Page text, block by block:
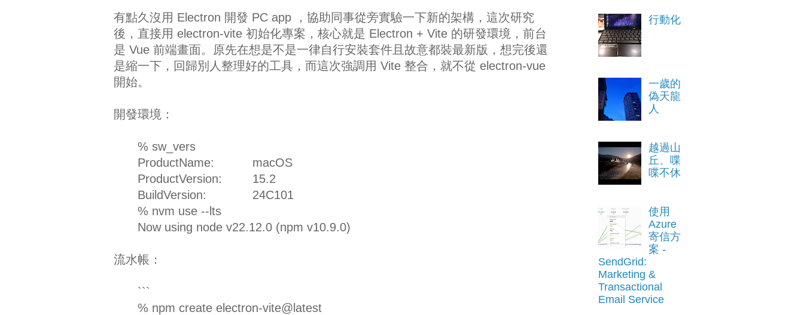
有點久沒用 Electron 開發 PC app ，協助同事從旁實驗一下新的架構，這次研究
後，直接用 electron-vite 初始化專案，核心就是 Electron + Vite 的研發環境，前台
是 Vue 前端畫面。原先在想是不是一律自行安裝套件且故意都裝最新版，想完後還
是縮一下，回歸別人整理好的工具，而這次強調用 Vite 整合，就不從 electron-vue
開始。
開發環境：
% sw_vers
ProductName:
macOS
ProductVersion:
15.2
BuildVersion:
24C101
% nvm use --lts
Now using node v22.12.0 (npm v10.9.0)
流水帳：
```
% npm create electron-vite@latest
行動化
一歲的
偽天龍
人
越過山
丘、喋
喋不休
使用
Azure
寄信方
案 -
SendGrid:
Marketing &
Transactional
Email Service